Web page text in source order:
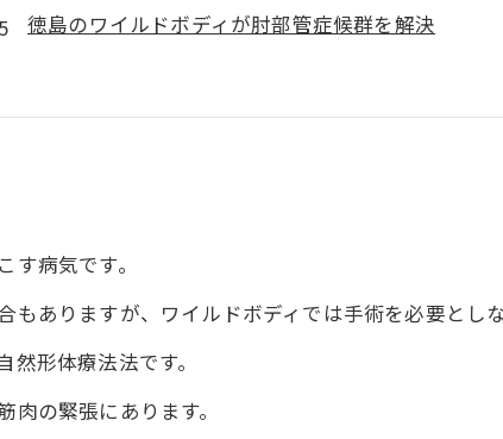
徳島のワイルドボディが肘部管症候群を解決
病気です。
ありますが、ワイルドボディでは手術を必要とし
形体療法法です。
の緊張にあります。